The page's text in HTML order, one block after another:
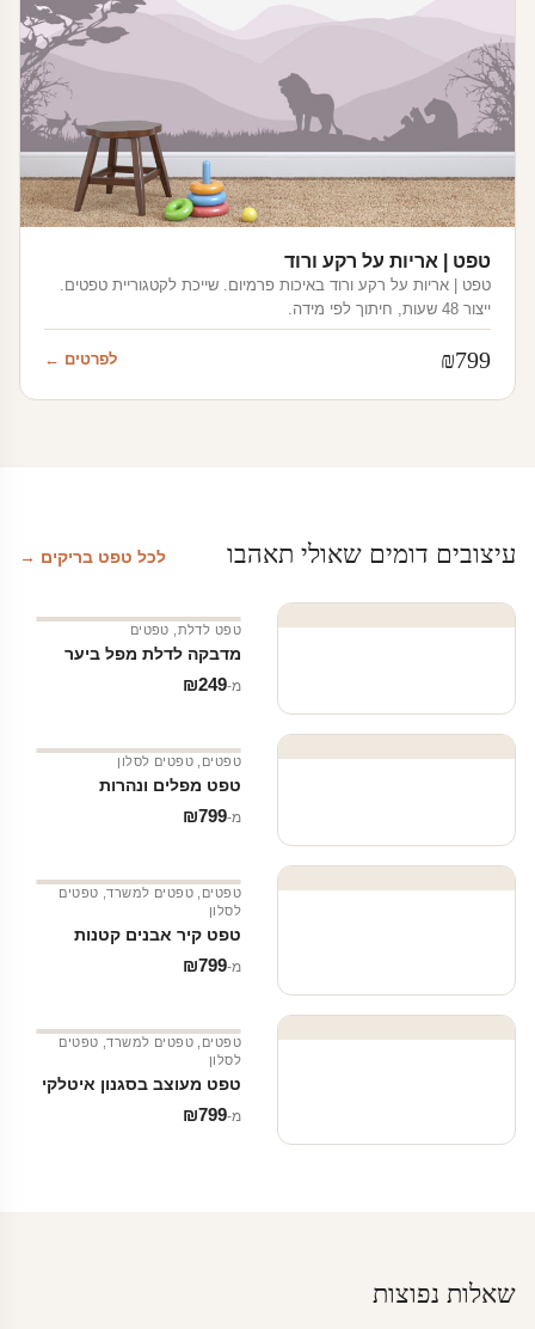
טפט | אריות על רקע ורוד
טפט | אריות על רקע ורוד באיכות פרמיום. שייכת לקטגוריית טפטים.
ייצור 48 שעות, חיתוך לפי מידה.
₪799 לפרטים ←
עיצובים דומים שאולי תאהבו לכל טפט בריקים →
טפט לדלת טפטים
מדבקה לדלת מפל ביער
מ‑ ₪249
טפטים טפטים לסלון
טפט מפלים ונהרות
מ‑ ₪799
טפטים טפטים למשרד, טפטים
לסלון
טפט קיר אבנים קטנות
מ‑ ₪799
טפטים טפטים למשרד, טפטים
לסלון
טפט מעוצב בסגנון איטלקי
מ‑ ₪799
שאלות נפוצות